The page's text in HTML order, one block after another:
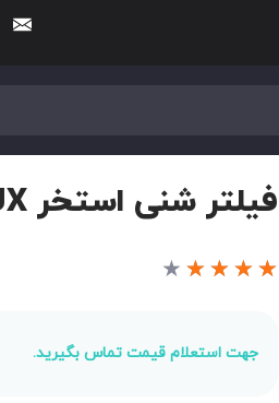
فیلتر شنی استخر EMAUX مدل TMG650
★
★
★
★
★
جهت استعلام قیمت تماس بگیرید.